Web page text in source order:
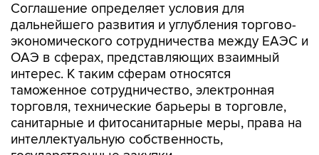
Соглашение определяет условия для
дальнейшего развития и углубления торгово-
экономического сотрудничества между ЕАЭС и
ОАЭ в сферах, представляющих взаимный
интерес. К таким сферам относятся
таможенное сотрудничество, электронная
торговля, технические барьеры в торговле,
санитарные и фитосанитарные меры, права на
интеллектуальную собственность,